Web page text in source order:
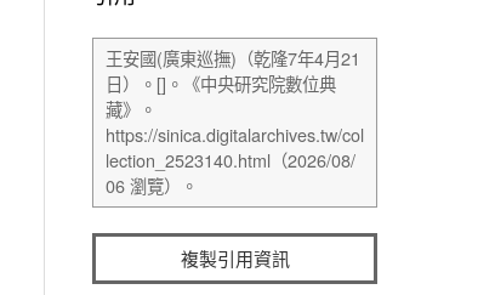
複製引用資訊